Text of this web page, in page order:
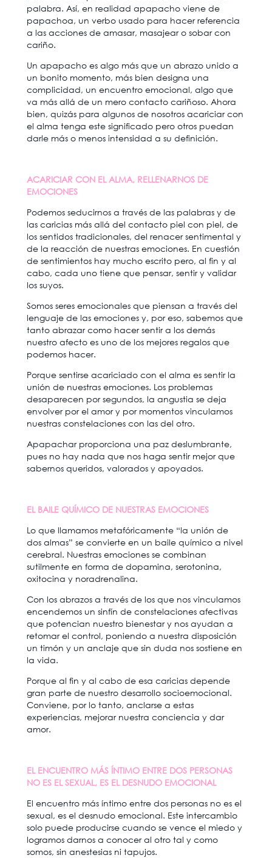
palabra. Así, en realidad apapacho viene de
papachoa, un verbo usado para hacer referencia
a las acciones de amasar, masajear o sobar con
cariño.
Un apapacho es algo más que un abrazo unido a
un bonito momento, más bien designa una
complicidad, un encuentro emocional, algo que
va más allá de un mero contacto cariñoso. Ahora
bien, quizás para algunos de nosotros acariciar con
el alma tenga este significado pero otros puedan
darle más o menos intensidad a su definición.
ACARICIAR CON EL ALMA, RELLENARNOS DE
EMOCIONES
Podemos seducirnos a través de las palabras y de
las caricias más allá del contacto piel con piel, de
los sentidos tradicionales, del renacer sentimental y
de la reacción de nuestras emociones. En cuestión
de sentimientos hay mucho escrito pero, al fin y al
cabo, cada uno tiene que pensar, sentir y validar
los suyos.
Somos seres emocionales que piensan a través del
lenguaje de las emociones y, por eso, sabemos que
tanto abrazar como hacer sentir a los demás
nuestro afecto es uno de los mejores regalos que
podemos hacer.
Porque sentirse acariciado con el alma es sentir la
unión de nuestras emociones. Los problemas
desaparecen por segundos, la angustia se deja
envolver por el amor y por momentos vinculamos
nuestras constelaciones con las del otro.
Apapachar proporciona una paz deslumbrante,
pues no hay nada que nos haga sentir mejor que
sabernos queridos, valorados y apoyados.
EL BAILE QUÍMICO DE NUESTRAS EMOCIONES
Lo que llamamos metafóricamente “la unión de
dos almas” se convierte en un baile químico a nivel
cerebral. Nuestras emociones se combinan
sutilmente en forma de dopamina, serotonina,
oxitocina y noradrenalina.
Con los abrazos a través de los que nos vinculamos
encendemos un sinfín de constelaciones afectivas
que potencian nuestro bienestar y nos ayudan a
retomar el control, poniendo a nuestra disposición
un timón y un anclaje que sin duda nos sostiene en
la vida.
Porque al fin y al cabo de esa caricias depende
gran parte de nuestro desarrollo socioemocional.
Conviene, por lo tanto, anclarse a estas
experiencias, mejorar nuestra conciencia y dar
amor.
EL ENCUENTRO MÁS ÍNTIMO ENTRE DOS PERSONAS
NO ES EL SEXUAL, ES EL DESNUDO EMOCIONAL
El encuentro más íntimo entre dos personas no es el
sexual, es el desnudo emocional. Este intercambio
solo puede producirse cuando se vence el miedo y
logramos darnos a conocer al otro tal y como
somos, sin anestesias ni tapujos.